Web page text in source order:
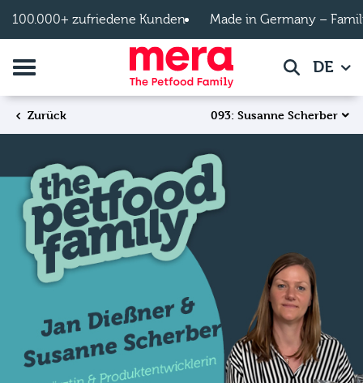
100.000+ zufriedene Kunden Made in Germany –
Navigation umschalten SucheDE
Zurück 093: Susanne Scherber